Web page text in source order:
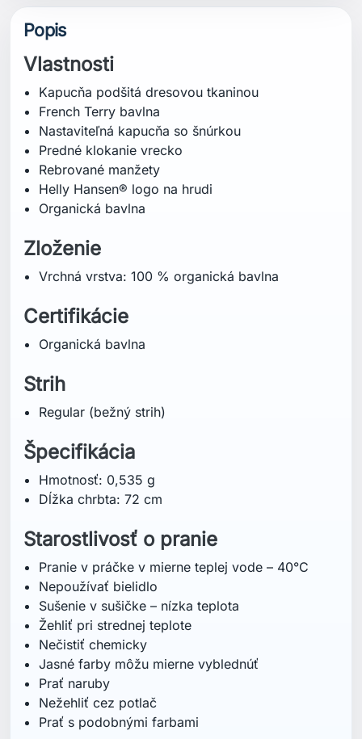
Popis
Vlastnosti
Kapucňa podšitá dresovou tkaninou
French Terry bavlna
Nastaviteľná kapucňa so šnúrkou
Predné klokanie vrecko
Rebrované manžety
Helly Hansen® logo na hrudi
Organická bavlna
Zloženie
Vrchná vrstva: 100 % organická bavlna
Certifikácie
Organická bavlna
Strih
Regular (bežný strih)
Špecifikácia
Hmotnosť: 0,535 g
Dĺžka chrbta: 72 cm
Starostlivosť o pranie
Pranie v práčke v mierne teplej vode – 40°C
Nepoužívať bielidlo
Sušenie v sušičke – nízka teplota
Žehliť pri strednej teplote
Nečistiť chemicky
Jasné farby môžu mierne vyblednúť
Prať naruby
Nežehliť cez potlač
Prať s podobnými farbami